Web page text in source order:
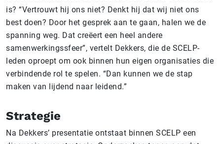
is? “Vertrouwt hij ons niet? Denkt hij dat wij niet ons
best doen? Door het gesprek aan te gaan, halen we de
spanning weg. Dat creëert een heel andere
samenwerkingssfeer”, vertelt Dekkers, die de SCELP-
leden oproept om ook binnen hun eigen organisaties die
verbindende rol te spelen. “Dan kunnen we de stap
maken van lijdend naar leidend.”
Strategie
Na Dekkers’ presentatie ontstaat binnen SCELP een